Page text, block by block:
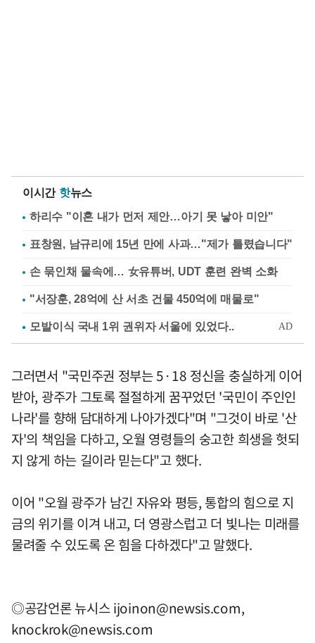
이시간 핫뉴스
하리수 "이혼 내가 먼저 제안…아기 못 낳아 미안"
표창원, 남규리에 15년 만에 사과…"제가 틀렸습니다"
손 묶인채 물속에… 女유튜버, UDT 훈련 완벽 소화
"서장훈, 28억에 산 서초 건물 450억에 매물로"
그러면서 "국민주권 정부는 5·18 정신을 충실하게 이어
받아, 광주가 그토록 절절하게 꿈꾸었던 '국민이 주인인
나라'를 향해 담대하게 나아가겠다"며 "그것이 바로 '산
자'의 책임을 다하고, 오월 영령들의 숭고한 희생을 헛되
지 않게 하는 길이라 믿는다"고 했다.
이어 "오월 광주가 남긴 자유와 평등, 통합의 힘으로 지
금의 위기를 이겨 내고, 더 영광스럽고 더 빛나는 미래를
물려줄 수 있도록 온 힘을 다하겠다"고 말했다.
◎공감언론 뉴시스ijoinon@newsis.com,
knockrok@newsis.com